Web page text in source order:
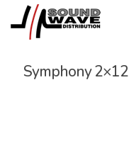
Symphony 2×12